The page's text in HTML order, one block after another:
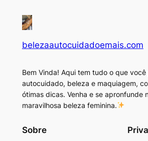
belezaautocuidadoemais.com
Bem Vinda! Aqui tem tudo o que
autocuidado, beleza e maquiagem,
ótimas dicas. Venha e se apronfunde
maravilhosa beleza feminina.
Sobre